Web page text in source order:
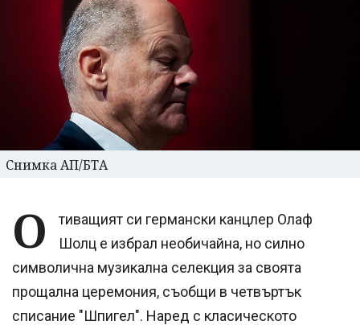
Снимка АП/БТА
О
тиващият си германски канцлер Олаф
Шолц е избрал необичайна, но силно
символична музикална селекция за своята
прощална церемония, съобщи в четвъртък
списание "Шпигел". Наред с класическото